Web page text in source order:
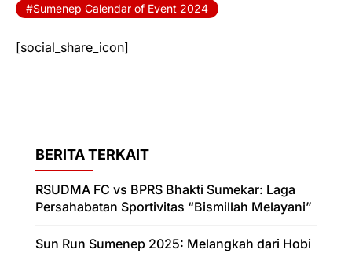
Sumenep Calendar of Event 2024
[social_share_icon]
BERITA TERKAIT
RSUDMA FC vs BPRS Bhakti Sumekar: Laga
Persahabatan Sportivitas “Bismillah Melayani”
Sun Run Sumenep 2025: Melangkah dari Hobi